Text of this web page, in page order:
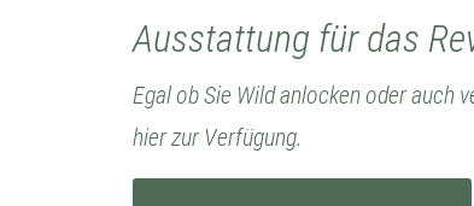
Ausstattung für das
Egal ob Sie Wild anlocken oder auch
hier zur Verfügung.